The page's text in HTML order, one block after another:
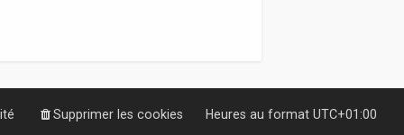
Heures au format UTC+01:00
Supprimer les cookies